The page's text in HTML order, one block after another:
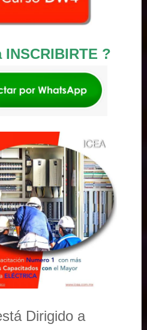
?
Dirigido a